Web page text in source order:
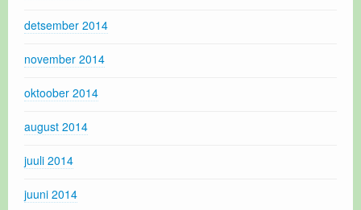
detsember 2014
november 2014
oktoober 2014
august 2014
juuli 2014
juuni 2014